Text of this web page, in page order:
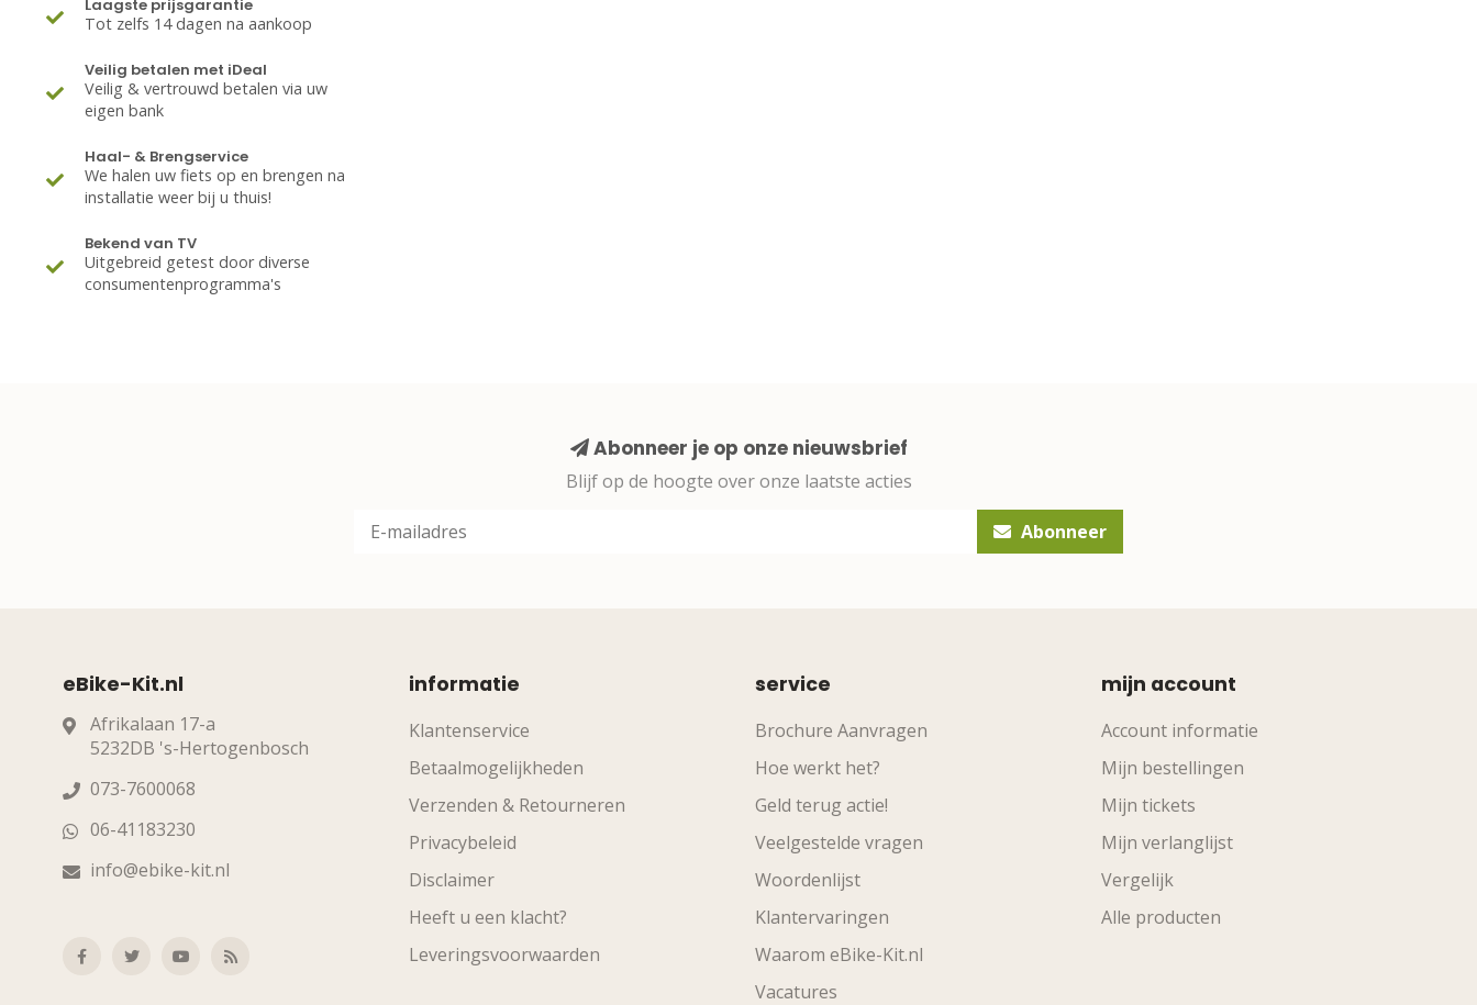
Laagste prijsgarantie
Tot zelfs 14 dagen na aankoop
Veilig betalen met iDeal
Veilig & vertrouwd betalen via uw
eigen bank
Haal- & Brengservice
We halen uw fiets op en brengen na
installatie weer bij u thuis!
Bekend van TV
Uitgebreid getest door diverse
consumentenprogramma's
Abonneer je op onze nieuwsbrief
Blijf op de hoogte over onze laatste acties
Abonneer
eBike-Kit.nl
Afrikalaan 17-a
5232DB 's-Hertogenbosch
073-7600068
06-41183230
info@ebike-kit.nl
informatie
Klantenservice
Betaalmogelijkheden
Verzenden & Retourneren
Privacybeleid
Disclaimer
Heeft u een klacht?
Leveringsvoorwaarden
service
Brochure Aanvragen
Hoe werkt het?
Geld terug actie!
Veelgestelde vragen
Woordenlijst
Klantervaringen
Waarom eBike-Kit.nl
Vacatures
mijn account
Account informatie
Mijn bestellingen
Mijn tickets
Mijn verlanglijst
Vergelijk
Alle producten